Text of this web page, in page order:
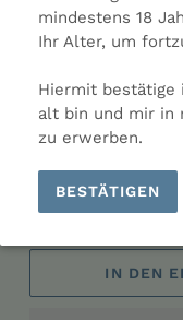
mindestens 18
Ihr Alter, um
Hiermit bestätige
alt bin und mir in
zu erwerben.
BESTÄTIGEN
Farbe: Grün
Hersteller:
Land: Frankreich
IN DEN